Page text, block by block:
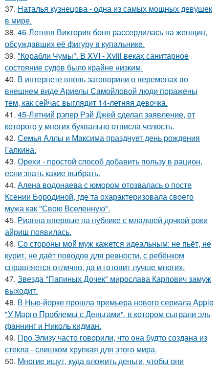
37. Наталья кузнецова - одна из самых мощных девушек
в мире.
38. 46-Летняя Виктория боня рассердилась на женщин,
обсуждавших её фигуру в купальнике.
39. "Корабли Чумы". В XVI - Xviii веках санитарное
состояние судов было крайне низким.
40. В интернете вновь заговорили о переменах во
внешнем виде Ариелы Самойловой люди поражены
тем, как сейчас выглядит 14-летняя девочка.
41. 45-Летний рэпер Рэй Джей сделал заявление, от
которого у многих буквально отвисла челюсть.
42. Семья Аллы и Максима празднует день рождения
Галкина.
43. Орехи - простой способ добавить пользу в рацион,
если знать какие выбрать.
44. Алена водонаева с юмором отозвалась о посте
Ксении Бородиной, где та охарактеризовала своего
мужа как "Свою Вселенную".
45. Рианна впервые на публике с младшей дочкой роки
айриш появилась.
46. Со стороны мой муж кажется идеальным: не пьёт, не
курит, не даёт поводов для ревности, с ребёнком
справляется отлично, да и готовит лучше многих.
47. Звезда "Папиных Дочек" мирослава Карпович замуж
выходит.
48. В Нью-йорке прошла премьера нового сериала Apple
"У Марго Проблемы с Деньгами", в котором сыграли эль
фаннинг и Николь кидман.
49. Про Элизу часто говорили, что она будто создана из
стекла - слишком хрупкая для этого мира.
50. Многие ищут, куда вложить деньги, чтобы они